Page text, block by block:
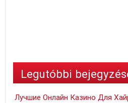
Legutóbbi
Лучшие Онлайн Казино Для